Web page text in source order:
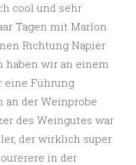
cool und sehr
Tagen mit Marlon
Richtung Napier
haben wir an einem
eine Führung
an der Weinprobe
des Weingutes war
der wirklich super
in der